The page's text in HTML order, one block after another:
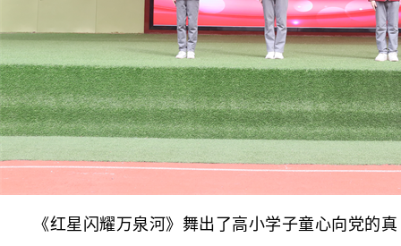
《红星闪耀万泉河》舞出了高小学子童心向党的真